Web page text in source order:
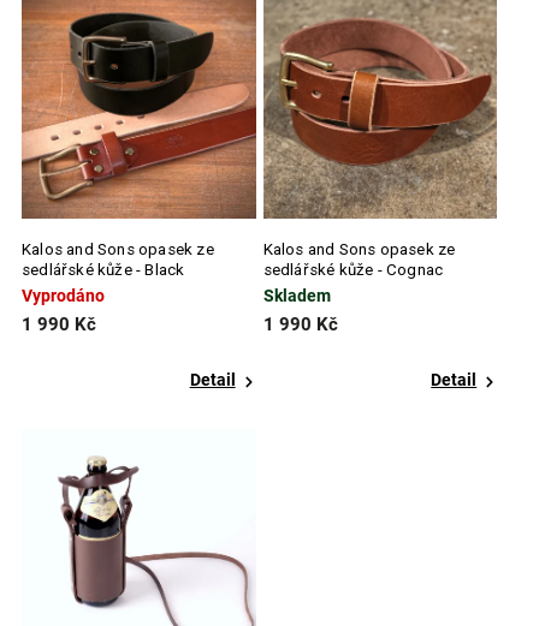
Nejprodávanější
Abecedně
Kalos and Sons opasek ze
sedlářské kůže - Black
Vyprodáno
1 990 Kč
Detail
Kalos and Sons opasek ze
sedlářské kůže - Cognac
Skladem
1 990 Kč
Detail